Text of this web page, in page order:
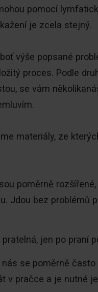
pomocí
je zcela stejný.
výše popsané
proces. Podle
se vám
materiály, ze
poměrně
Jdou bez problémů
jen po praní
nás se poměrně
v pračce a je nutné